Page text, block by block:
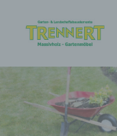
springen